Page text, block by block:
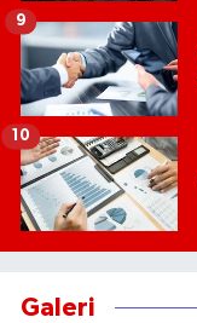
9
10
Galeri